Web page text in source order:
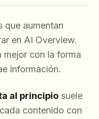
que aumentan
en AI Overview.
mejor con la forma
información.
al principio suele
contenido con